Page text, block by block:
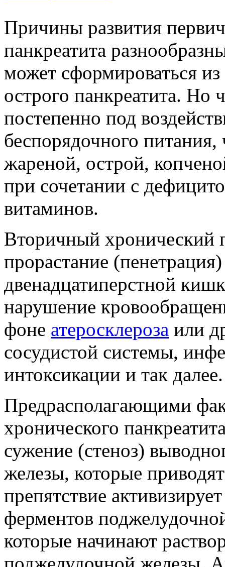
Причины развития
панкреатита
может сформироваться
острого панкреатита. Но
постепенно под
беспорядочного
жареной, острой,
при сочетании с
витаминов.
Вторичный хронический
прорастание
двенадцатиперстной
нарушение
фоне атеросклероза или
сосудистой системы,
интоксикации и так далее.
Предрасполагающими
хронического
сужение (стеноз)
железы, которые
препятствие
ферментов
которые начинают